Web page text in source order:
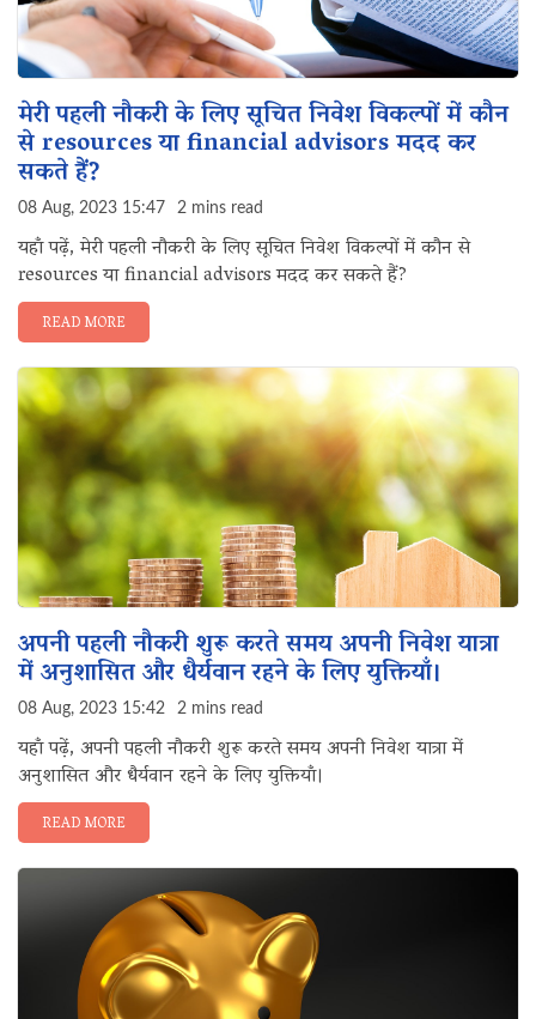
मेरी पहली नौकरी के लिए सूचित निवेश विकल्पों में कौन
से resources या financial advisors मदद कर
सकते हैं?
08 Aug, 2023 15:47 2 mins read
यहाँ पढ़ें, मेरी पहली नौकरी के लिए सूचित निवेश विकल्पों में कौन से
resources या financial advisors मदद कर सकते हैं?
READ MORE
अपनी पहली नौकरी शुरू करते समय अपनी निवेश यात्रा
में अनुशासित और धैर्यवान रहने के लिए युक्तियाँ।
08 Aug, 2023 15:42 2 mins read
यहाँ पढ़ें, अपनी पहली नौकरी शुरू करते समय अपनी निवेश यात्रा में
अनुशासित और धैर्यवान रहने के लिए युक्तियाँ।
READ MORE